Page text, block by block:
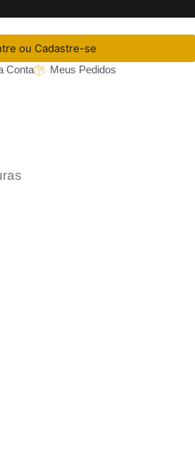
ou Cadastre-se
Conta Meus Pedidos